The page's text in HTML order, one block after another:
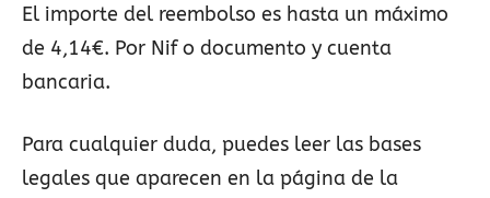
El importe del reembolso es hasta un máximo
de 4,14€. Por Nif o documento y cuenta
bancaria.
Para cualquier duda, puedes leer las bases
legales que aparecen en la página de la